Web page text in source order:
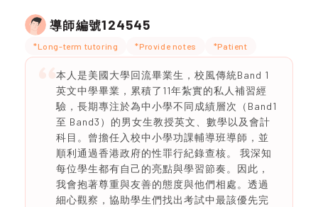
導師編號124545
*Long-term tutoring *Provide notes *Patient
本人是美國大學回流畢業生，校風傳統Band 1
英文中學畢業，累積了11年紮實的私人補習經
驗，長期專注於為中小學不同成績層次（Band1
至 Band3）的男女生教授英文、數學以及會計
科目。曾擔任入校中小學功課輔導班導師，並
順利通過香港政府的性罪行紀錄查核。 我深知
每位學生都有自己的亮點與學習節奏。因此，
我會抱著尊重與友善的態度與他們相處。透過
細心觀察，協助學生們找出考試中最該優先完